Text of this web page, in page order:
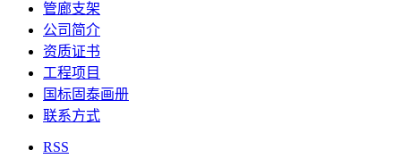
管廊支架
公司简介
资质证书
工程项目
国标固泰画册
联系方式
RSS